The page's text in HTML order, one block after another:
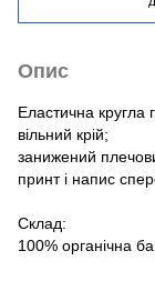
Опис
Еластична кругла
вільний крій;
занижений
принт і напис
Склад:
100% органічна